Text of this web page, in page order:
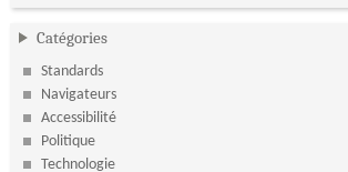
Catégories
Standards
Navigateurs
Accessibilité
Politique
Technologie